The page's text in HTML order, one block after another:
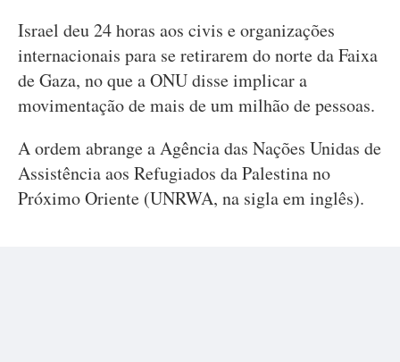
Israel deu 24 horas aos civis e organizações
internacionais para se retirarem do norte da Faixa
de Gaza, no que a ONU disse implicar a
movimentação de mais de um milhão de pessoas.
A ordem abrange a Agência das Nações Unidas de
Assistência aos Refugiados da Palestina no
Próximo Oriente (UNRWA, na sigla em inglês).